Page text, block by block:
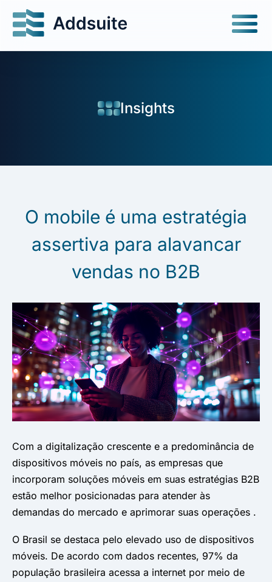
Insights
O mobile é uma estratégia
assertiva para alavancar
vendas no B2B
Com a digitalização crescente e a predominância de
dispositivos móveis no país, as empresas que
incorporam soluções móveis em suas estratégias B2B
estão melhor posicionadas para atender às
demandas do mercado e aprimorar suas operações .
O Brasil se destaca pelo elevado uso de dispositivos
móveis. De acordo com dados recentes, 97% da
população brasileira acessa a internet por meio de